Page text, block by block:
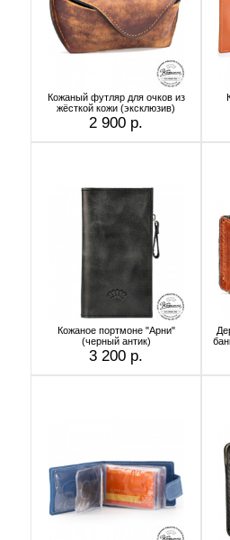
Кожаный футляр для очков из
жёсткой кожи (эксклюзив)
2 900 р.
Кожаное портмоне "Арни"
(черный антик)
3 200 р.